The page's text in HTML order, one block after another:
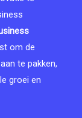
om de
te pakken,
groei en